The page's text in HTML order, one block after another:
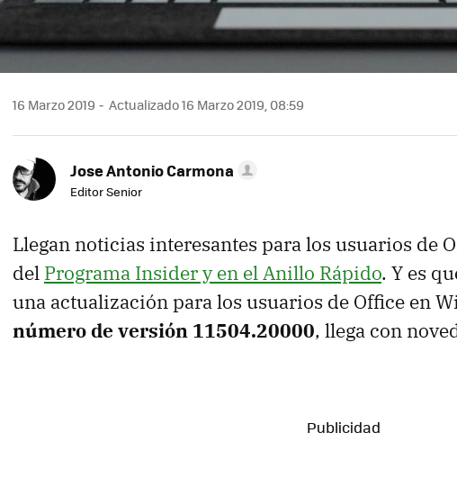
16 Marzo 2019 Actualizado 16 Marzo 2019, 08:59
Jose Antonio Carmona
Editor Senior
Llegan noticias interesantes para los usuarios de
del Programa Insider y en el Anillo Rápido. Y es
una actualización para los usuarios de Office en
número de versión 11504.20000, llega con